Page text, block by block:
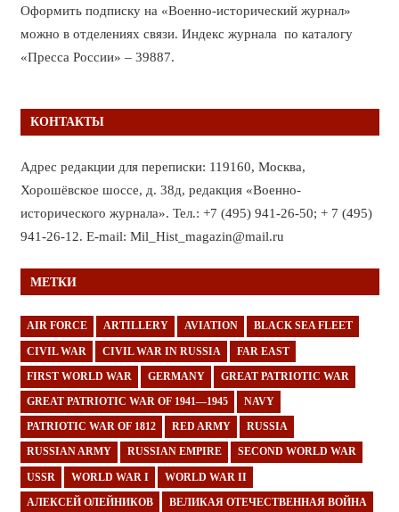
Оформить подписку на «Военно-исторический журнал»
можно в отделениях связи. Индекс журнала по каталогу
«Пресса России» – 39887.
КОНТАКТЫ
Адрес редакции для переписки: 119160, Москва,
Хорошёвское шоссе, д. 38д, редакция «Военно-
исторического журнала». Тел.: +7 (495) 941-26-50; + 7 (495)
941-26-12. E-mail: Mil_Hist_magazin@mail.ru
МЕТКИ
AIR FORCE ARTILLERY AVIATION BLACK SEA FLEET
CIVIL WAR CIVIL WAR IN RUSSIA FAR EAST
FIRST WORLD WAR GERMANY GREAT PATRIOTIC WAR
GREAT PATRIOTIC WAR OF 1941—1945 NAVY
PATRIOTIC WAR OF 1812 RED ARMY RUSSIA
RUSSIAN ARMY RUSSIAN EMPIRE SECOND WORLD WAR
USSR WORLD WAR I WORLD WAR II
АЛЕКСЕЙ ОЛЕЙНИКОВ ВЕЛИКАЯ ОТЕЧЕСТВЕННАЯ ВОЙНА